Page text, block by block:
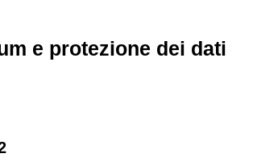
e protezione dei dati